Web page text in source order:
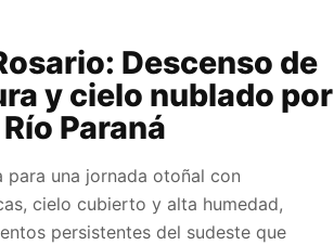
Descenso de
y cielo nublado por
Paraná
para una jornada otoñal con
cielo cubierto y alta humedad,
persistentes del sudeste que